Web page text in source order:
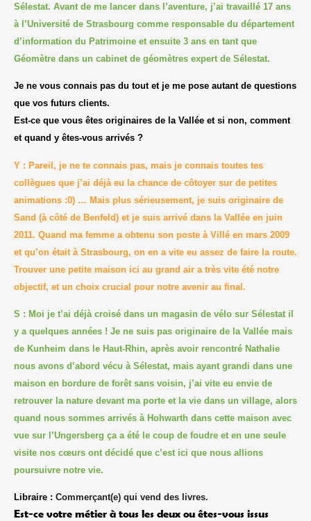
Sélestat. Avant de me lancer dans l’aventure, j’ai travaillé 17 ans
à l’Université de Strasbourg comme responsable du département
d’information du Patrimoine et ensuite 3 ans en tant que
Géomètre dans un cabinet de géomètres expert de Sélestat.
Je ne vous connais pas du tout et je me pose autant de questions
que vos futurs clients.
Est-ce que vous êtes originaires de la Vallée et si non, comment
et quand y êtes-vous arrivés ?
Y : Pareil, je ne te connais pas, mais je connais toutes tes
collègues que j’ai déjà eu la chance de côtoyer sur de petites
animations :0) … Mais plus sérieusement, je suis originaire de
Sand (à côté de Benfeld) et je suis arrivé dans la Vallée en juin
2011. Quand ma femme a obtenu son poste à Villé en mars 2009
et qu’on était à Strasbourg, on en a vite eu assez de faire la route.
Trouver une petite maison ici au grand air a très vite été notre
objectif, et un choix crucial pour notre avenir au final.
S : Moi je t’ai déjà croisé dans un magasin de vélo sur Sélestat il
y a quelques années ! Je ne suis pas originaire de la Vallée mais
de Kunheim dans le Haut-Rhin, après avoir rencontré Nathalie
nous avons d’abord vécu à Sélestat, mais ayant grandi dans une
maison en bordure de forêt sans voisin, j’ai vite eu envie de
retrouver la nature devant ma porte et la vie dans un village, alors
quand nous sommes arrivés à Hohwarth dans cette maison avec
vue sur l’Ungersberg ça a été le coup de foudre et en une seule
visite nos cœurs ont décidé que c’est ici que nous allions
poursuivre notre vie.
Libraire : Commerçant(e) qui vend des livres.
Est-ce votre métier à tous les deux ou êtes-vous issus